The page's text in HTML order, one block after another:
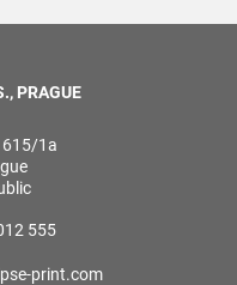
PRAGUE
1a
555
print.com